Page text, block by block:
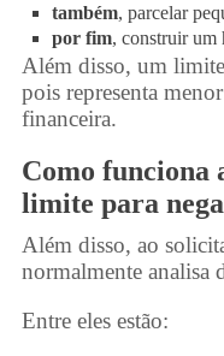
também, parcelar
por fim, construir um
Além disso, um
pois representa
financeira.
Como funciona
limite para
Além disso, ao
normalmente analisa
Entre eles estão: